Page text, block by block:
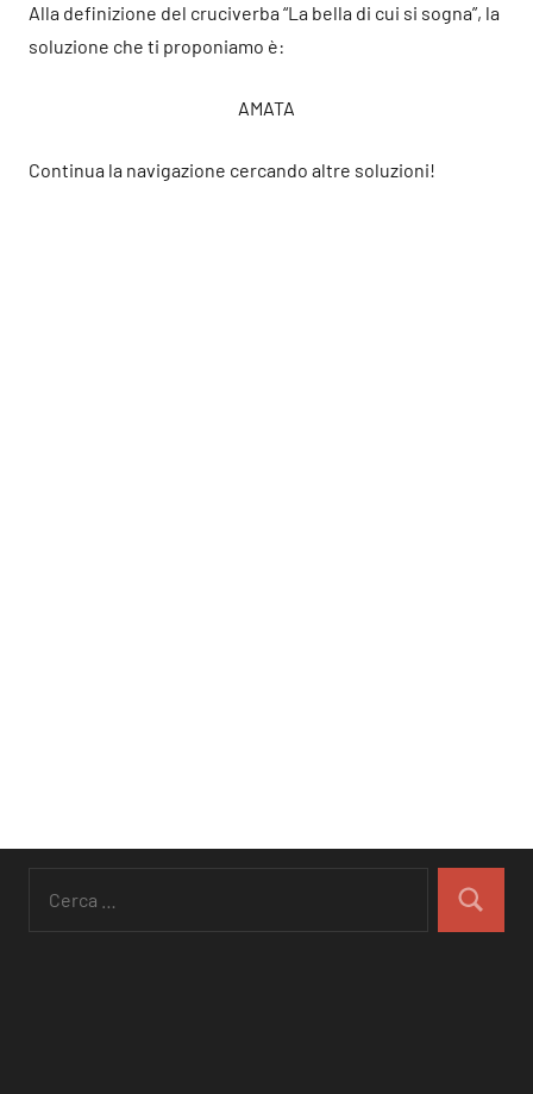
Alla definizione del cruciverba “La bella di cui si sogna”, la
soluzione che ti proponiamo è:
AMATA
Continua la navigazione cercando altre soluzioni!